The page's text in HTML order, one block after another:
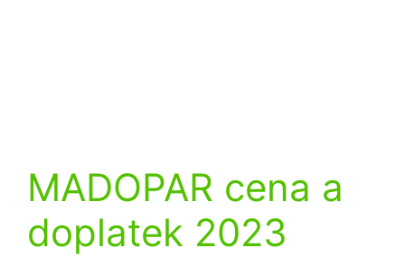
MADOPAR cena a
doplatek 2023